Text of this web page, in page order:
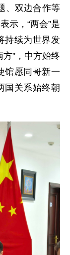
、双边合作等
示，“两会”是
持续为世界发
”，中方始终
馆愿同哥新一
国关系始终朝